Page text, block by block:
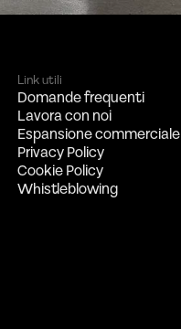
Link utili
Domande frequenti
Lavora con noi
Espansione commerciale
Privacy Policy
Cookie Policy
Whistleblowing